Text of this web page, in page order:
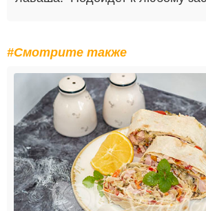
#Смотрите также